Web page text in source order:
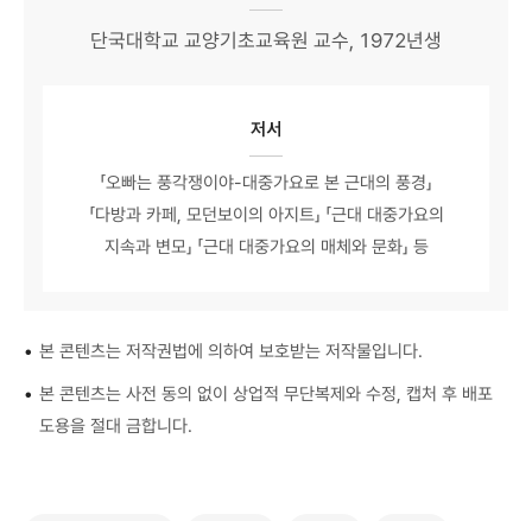
단국대학교 교양기초교육원 교수, 1972년생
저서
「오빠는 풍각쟁이야-대중가요로 본 근대의 풍경」
「다방과 카페, 모던보이의 아지트」 「근대 대중가요의
지속과 변모」 「근대 대중가요의 매체와 문화」 등
• 본 콘텐츠는 저작권법에 의하여 보호받는 저작물입니다.
• 본 콘텐츠는 사전 동의 없이 상업적 무단복제와 수정, 캡처 후 배포
도용을 절대 금합니다.